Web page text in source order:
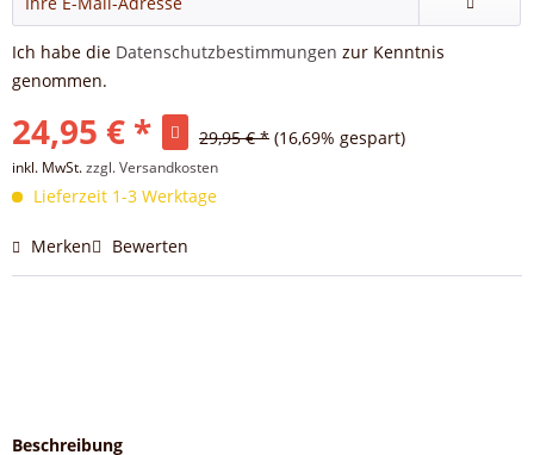
Ich habe die Datenschutzbestimmungen zur Kenntnis
genommen.
24,95 € * 29,95 € * (16,69% gespart)
inkl. MwSt.zzgl. Versandkosten
Lieferzeit 1-3 Werktage
Merken Bewerten
Beschreibung